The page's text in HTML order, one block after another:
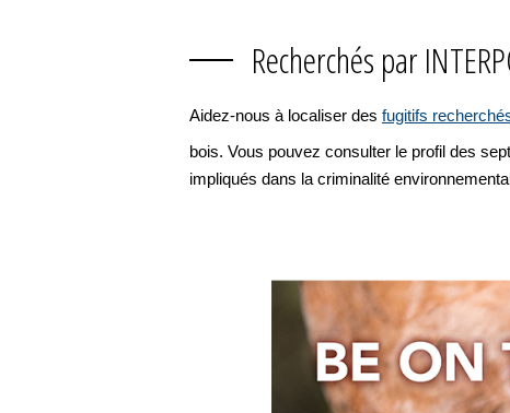
Recherchés par
Aidez-nous à localiser des fugitifs
bois. Vous pouvez consulter le profil des
impliqués dans la criminalité